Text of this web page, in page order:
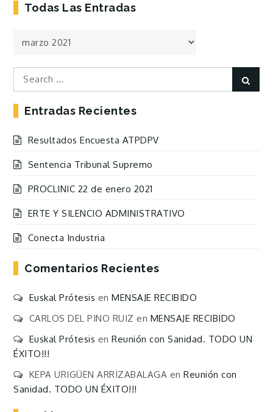
Todas Las Entradas
Entradas
Search
for:
Entradas Recientes
Resultados Encuesta ATPDPV
Sentencia Tribunal Supremo
PROCLINIC 22 de enero 2021
ERTE Y SILENCIO ADMINISTRATIVO
Conecta Industria
Comentarios Recientes
Euskal Prótesis enMENSAJE RECIBIDO
CARLOS DEL PINO RUIZ en MENSAJE RECIBIDO
Euskal Prótesis enReunión con Sanidad. TODO UN
ÉXITO!!!
KEPA URIGÜEN ARRIZABALAGA enReunión con
Sanidad. TODO UN ÉXITO!!!